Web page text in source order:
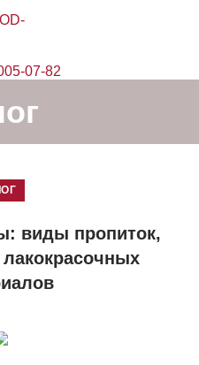
07-82
виды пропиток,